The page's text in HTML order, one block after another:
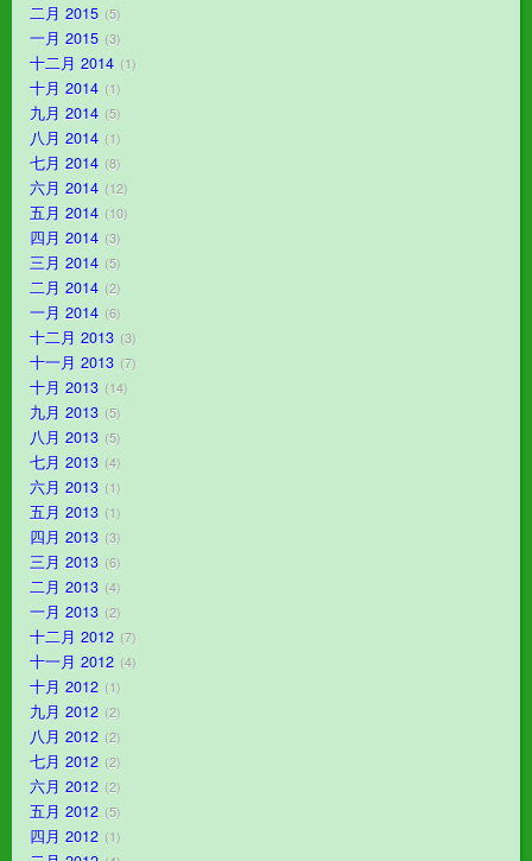
二月 2015 5
一月 2015 3
十二月 2014 1
十月 2014 1
九月 2014 5
八月 2014 1
七月 2014 8
六月 2014 12
五月 2014 10
四月 2014 3
三月 2014 5
二月 2014 2
一月 2014 6
十二月 2013 3
十一月 2013 7
十月 2013 14
九月 2013 5
八月 2013 5
七月 2013 4
六月 2013 1
五月 2013 1
四月 2013 3
三月 2013 6
二月 2013 4
一月 2013 2
十二月 2012 7
十一月 2012 4
十月 2012 1
九月 2012 2
八月 2012 2
七月 2012 2
六月 2012 2
五月 2012 5
四月 2012 1